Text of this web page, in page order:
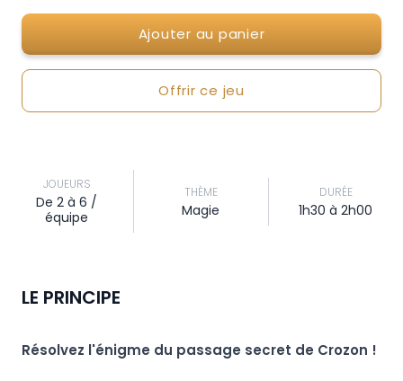
Ajouter au panier
Offrir ce jeu
JOUEURS
De 2 à 6 /
équipe
THÈME
Magie
DURÉE
1h30 à 2h00
LE PRINCIPE
Résolvez l'énigme du passage secret de Crozon !